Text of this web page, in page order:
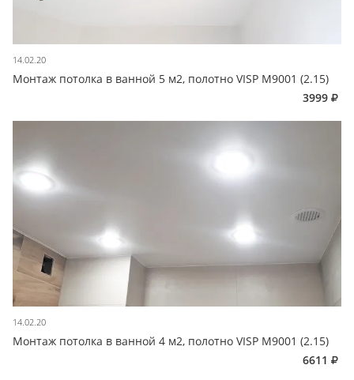
14.02.20
Монтаж потолка в ванной 5 м2, полотно VISP M9001 (2.15)
3999
14.02.20
Монтаж потолка в ванной 4 м2, полотно VISP M9001 (2.15)
6611